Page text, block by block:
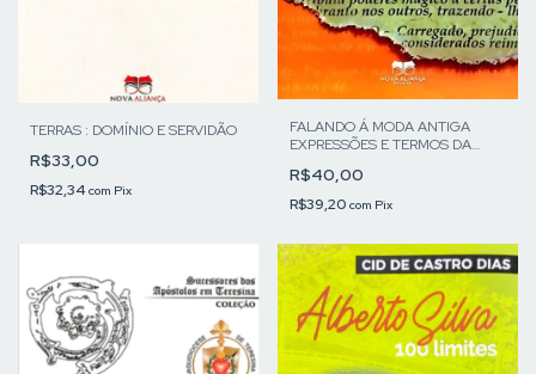
TERRAS : DOMÍNIO E SERVIDÃO
R$33,00
R$32,34 com Pix
FALANDO Á MODA ANTIGA
EXPRESSÕES E TERMOS DA
R$40,00
R$39,20 com Pix